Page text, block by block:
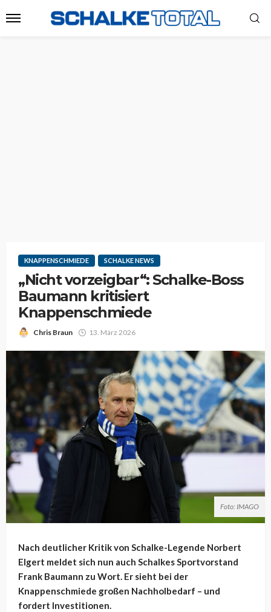
KNAPPENSCHMIEDE SCHALKE NEWS
„Nicht vorzeigbar“: Schalke-Boss
Baumann kritisiert
Knappenschmiede
Chris Braun 13. März 2026
Foto: IMAGO
Nach deutlicher Kritik von Schalke-Legende Norbert
Elgert meldet sich nun auch Schalkes Sportvorstand
Frank Baumann zu Wort. Er sieht bei der
Knappenschmiede großen Nachholbedarf – und
fordert Investitionen.